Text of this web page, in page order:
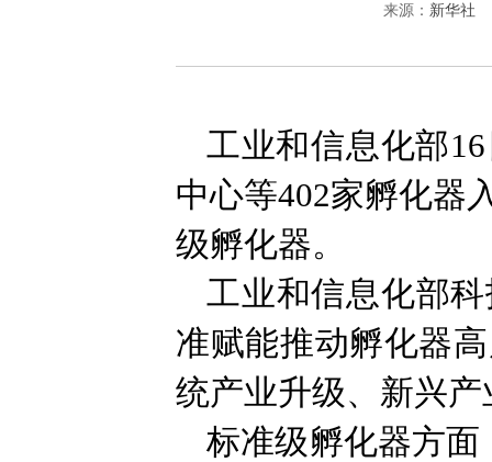
来源： 新华社
工业和信息化部
中心等402家孵化器
级孵化器。
工业和信息化部
准赋能推动孵化器
统产业升级、新兴
标准级孵化器方